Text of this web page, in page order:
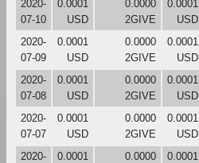
2020-
07-10
0.0001
USD
0.0000
2GIVE
0.0001
USD
2020-
07-09
0.0001
USD
0.0000
2GIVE
0.0001
USD
2020-
07-08
0.0001
USD
0.0000
2GIVE
0.0001
USD
2020-
07-07
0.0001
USD
0.0000
2GIVE
0.0001
USD
2020-
0.0001
0.0000
0.0001